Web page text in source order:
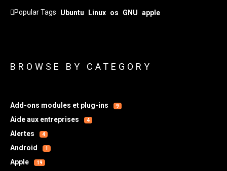
Popular Tags Ubuntu Linux os GNU apple
BROWSE BY CATEGORY
Add-ons modules et plug-ins 9
Aide aux entreprises 4
Alertes 4
Android 1
Apple 19